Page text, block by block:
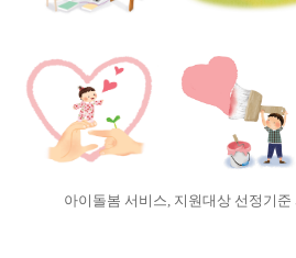
아이돌봄 서비스, 지원대상 선정기